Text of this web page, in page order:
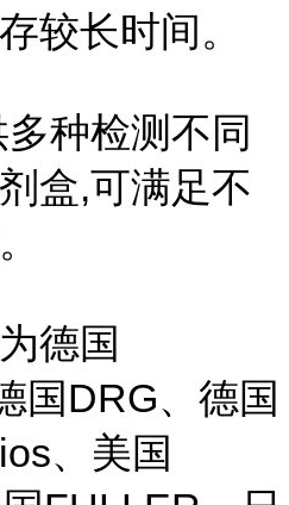
较长时间。
种检测不同
盒,可满足不
德国
国DRG、德国
、美国